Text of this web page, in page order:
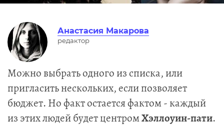
Анастасия Макарова
редактор
Можно выбрать одного из списка, или
пригласить нескольких, если позволяет
бюджет. Но факт остается фактом - каждый
из этих людей будет центромХэллоуин-пати.